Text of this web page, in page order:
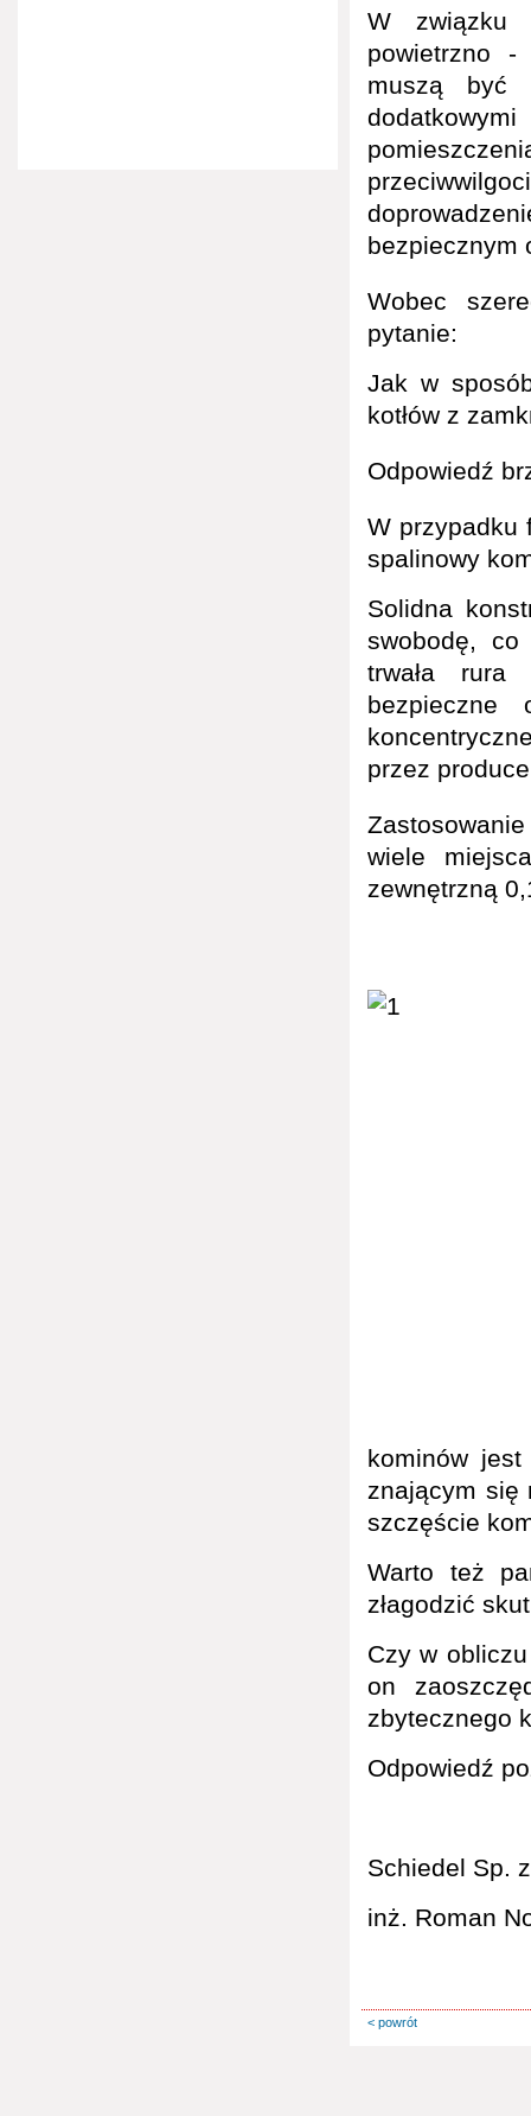
W związku
powietrzno -
muszą być
bezpiecznym
Wobec
pytanie:
Jak w
kotłów z
Odpowiedź
W przypadku
spalinowy
Solidna
swobodę,
trwała rura
bezpieczne
przez
wiele
zewnętrzną
kominów
znającym się
szczęście
Warto też
złagodzić
Czy w
on
zbytecznego
Odpowiedź
Schiedel Sp.
inż. Roman
< powrót